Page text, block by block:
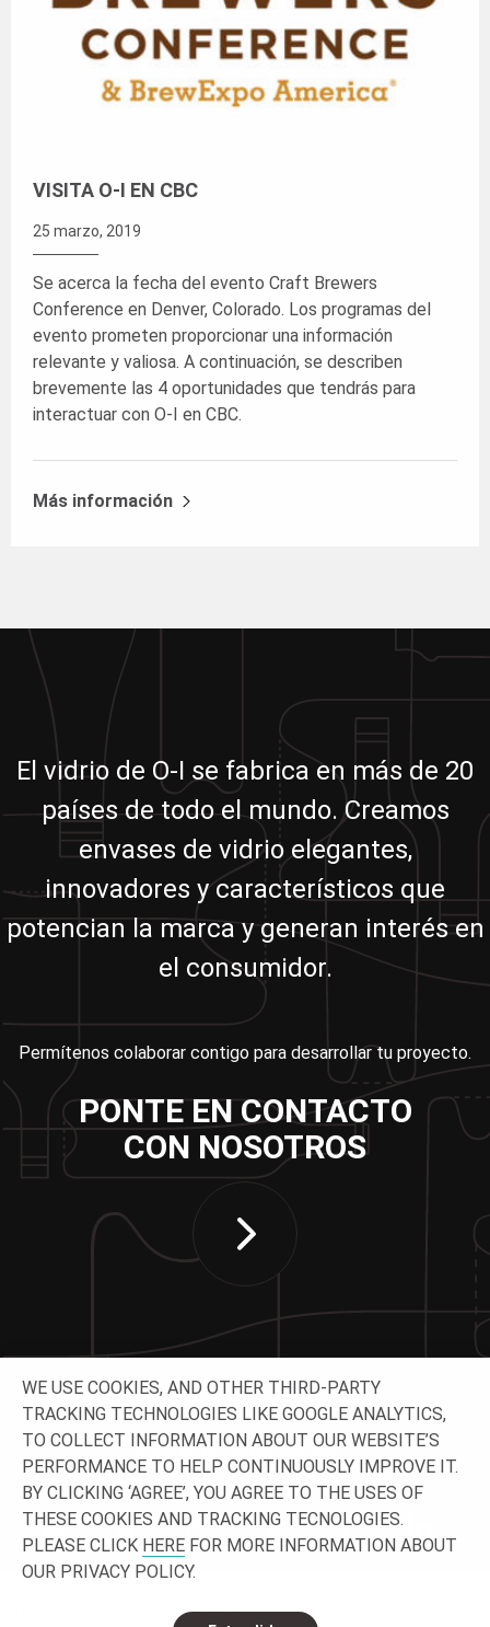
VISITA O-I EN CBC
25 marzo, 2019
Se acerca la fecha del evento Craft Brewers
Conference en Denver, Colorado. Los programas del
evento prometen proporcionar una información
relevante y valiosa. A continuación, se describen
brevemente las 4 oportunidades que tendrás para
interactuar con O-I en CBC.
Más información
El vidrio de O-I se fabrica en más de 20
países de todo el mundo. Creamos
envases de vidrio elegantes,
innovadores y característicos que
potencian la marca y generan interés en
el consumidor.
Permítenos colaborar contigo para desarrollar tu proyecto.
PONTE EN CONTACTO
CON NOSOTROS
I. Reservados todos los derechos.
WE USE COOKIES, AND OTHER THIRD-PARTY
TRACKING TECHNOLOGIES LIKE GOOGLE ANALYTICS,
TO COLLECT INFORMATION ABOUT OUR WEBSITE’S
PERFORMANCE TO HELP CONTINUOUSLY IMPROVE IT.
BY CLICKING ‘AGREE’, YOU AGREE TO THE USES OF
THESE COOKIES AND TRACKING TECNOLOGIES.
PLEASE CLICK HERE FOR MORE INFORMATION ABOUT
OUR PRIVACY POLICY.